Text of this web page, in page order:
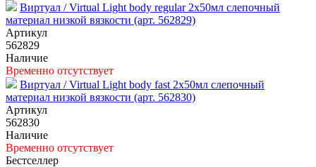
Виртуал / Virtual Light body regular 2x50мл слепочный
материал низкой вязкости (арт. 562829)
Артикул
562829
Наличие
Временно отсутствует
Виртуал / Virtual Light body fast 2x50мл слепочный
материал низкой вязкости (арт. 562830)
Артикул
562830
Наличие
Временно отсутствует
Бестселлер